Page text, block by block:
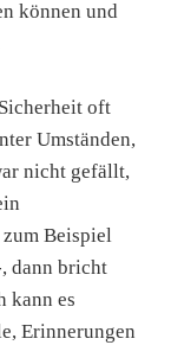
können und
oft
Umständen,
nicht gefällt,
Beispiel
dann bricht
kann es
Erinnerungen